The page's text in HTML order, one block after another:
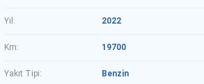
Yıl: 2022
Km: 19700
Yakıt Tipi: Benzin